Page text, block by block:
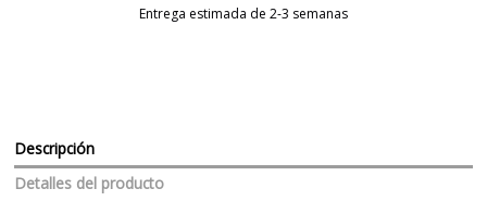
Entrega estimada de 2-3 semanas
Descripción
Detalles del producto